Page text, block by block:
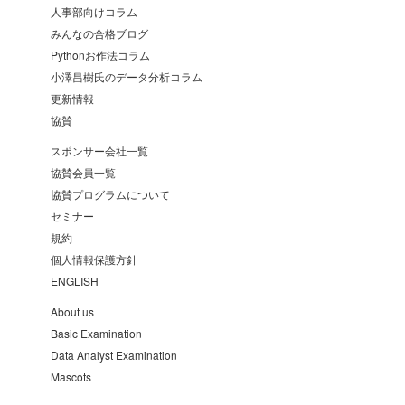
人事部向けコラム
みんなの合格ブログ
Pythonお作法コラム
小澤昌樹氏のデータ分析コラム
更新情報
協賛
スポンサー会社一覧
協賛会員一覧
協賛プログラムについて
セミナー
規約
個人情報保護方針
ENGLISH
About us
Basic Examination
Data Analyst Examination
Mascots